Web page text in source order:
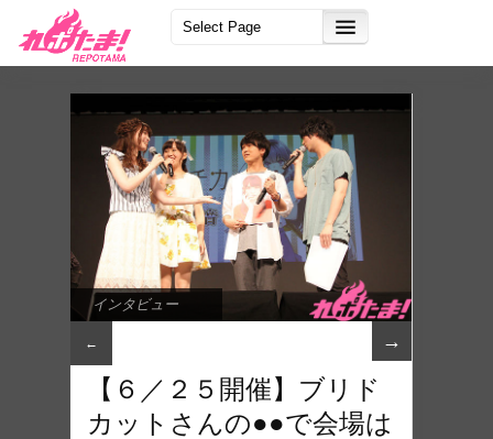
インタビュー
← →
【６／２５開催】ブリド
カットさんの●●で会場は